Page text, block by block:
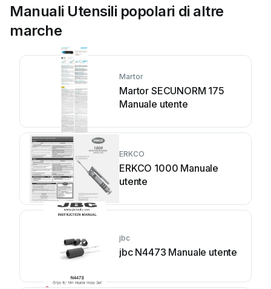
Manuali Utensili popolari di altre
marche
Martor
Martor SECUNORM 175
Manuale utente
ERKCO
ERKCO 1000 Manuale
utente
jbc
jbc N4473 Manuale utente